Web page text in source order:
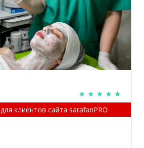
для клиентов сайта sarafanPRO